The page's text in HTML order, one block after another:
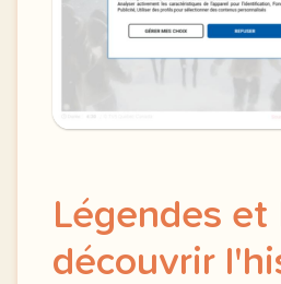
Légendes et
découvrir